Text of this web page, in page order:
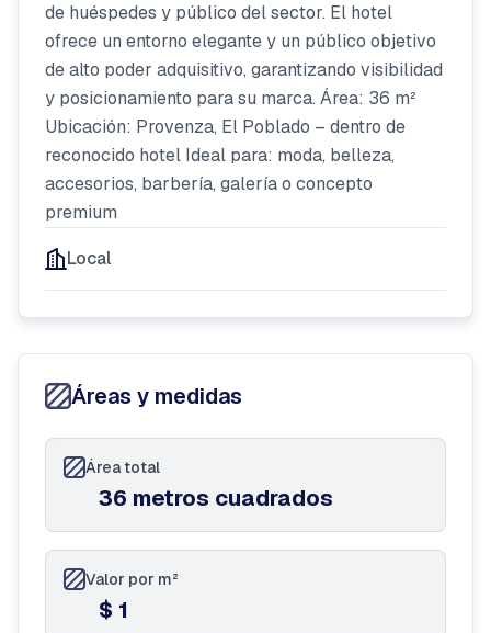
de huéspedes y público del sector. El hotel
ofrece un entorno elegante y un público objetivo
de alto poder adquisitivo, garantizando visibilidad
y posicionamiento para su marca. Área: 36 m²
Ubicación: Provenza, El Poblado – dentro de
reconocido hotel Ideal para: moda, belleza,
accesorios, barbería, galería o concepto
premium
Local
Áreas y medidas
Área total
36 metros cuadrados
Valor por m²
$ 1